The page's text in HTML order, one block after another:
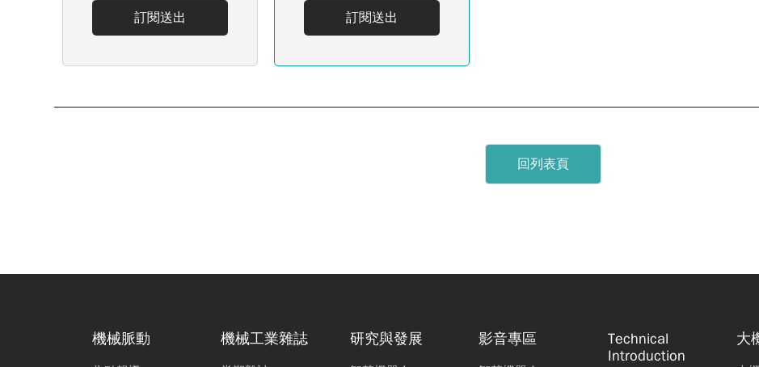
訂閱送出 訂閱送出
回列表頁
機械脈動 機械工業雜誌 研究與發展 影音專區
Technical
Introduction
大